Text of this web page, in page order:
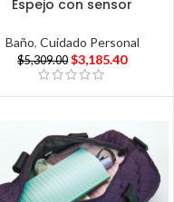
Espejo con sensor
Baño, Cuidado Personal
$5,309.00 $3,185.40